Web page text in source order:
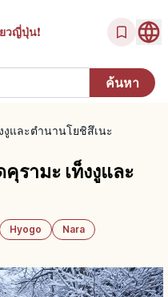
ยวญี่ปุ่น!
งูและตำนานโยชิสึเนะ
รามะ เท็งงูและ
Hyogo
Nara